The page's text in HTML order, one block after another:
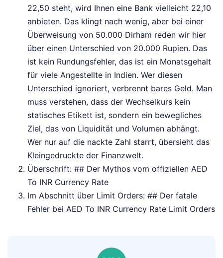
22,50 steht, wird Ihnen eine Bank vielleicht 22,10
anbieten. Das klingt nach wenig, aber bei einer
Überweisung von 50.000 Dirham reden wir hier
über einen Unterschied von 20.000 Rupien. Das
ist kein Rundungsfehler, das ist ein Monatsgehalt
für viele Angestellte in Indien. Wer diesen
Unterschied ignoriert, verbrennt bares Geld. Man
muss verstehen, dass der Wechselkurs kein
statisches Etikett ist, sondern ein bewegliches
Ziel, das von Liquidität und Volumen abhängt.
Wer nur auf die nackte Zahl starrt, übersieht das
Kleingedruckte der Finanzwelt.
Überschrift: ## Der Mythos vom offiziellen AED
To INR Currency Rate
Im Abschnitt über Limit Orders: ## Der fatale
Fehler bei AED To INR Currency Rate Limit Orders